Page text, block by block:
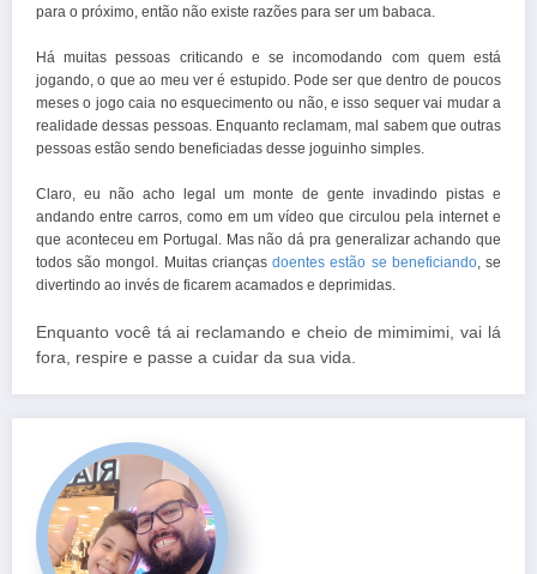
para o próximo, então não existe razões para ser um babaca.
Há muitas pessoas criticando e se incomodando com quem está
jogando, o que ao meu ver é estupido. Pode ser que dentro de poucos
meses o jogo caia no esquecimento ou não, e isso sequer vai mudar a
realidade dessas pessoas. Enquanto reclamam, mal sabem que outras
pessoas estão sendo beneficiadas desse joguinho simples.
Claro, eu não acho legal um monte de gente invadindo pistas e
andando entre carros, como em um vídeo que circulou pela internet e
que aconteceu em Portugal. Mas não dá pra generalizar achando que
todos são mongol. Muitas criançasdoentes estão se beneficiando, se
divertindo ao invés de ficarem acamados e deprimidas.
Enquanto você tá ai reclamando e cheio de mimimimi, vai lá
fora, respire e passe a cuidar da sua vida.